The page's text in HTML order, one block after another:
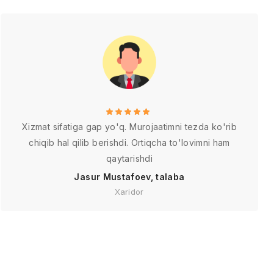
Xizmat sifatiga gap yo'q. Murojaatimni tezda ko'rib
chiqib hal qilib berishdi. Ortiqcha to'lovimni ham
qaytarishdi
Jasur Mustafoev, talaba
Xaridor